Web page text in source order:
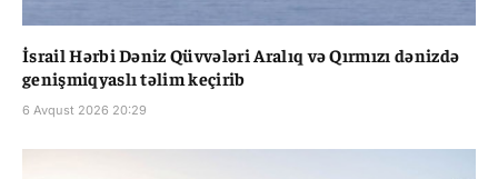
İsrail Hərbi Dəniz Qüvvələri Aralıq və Qırmızı dənizdə
genişmiqyaslı təlim keçirib
6 Avqust 2026 20:29